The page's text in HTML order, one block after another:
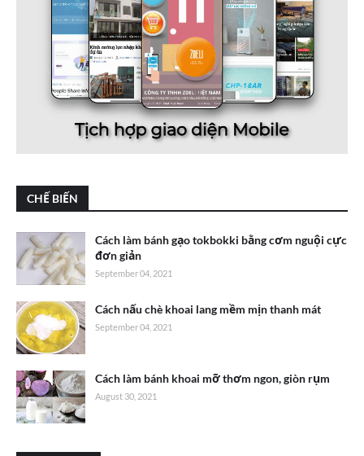
CHẾ BIẾN
Cách làm bánh gạo tokbokki bằng cơm nguội cực
đơn giản
September 04, 2021
Cách nấu chè khoai lang mềm mịn thanh mát
September 04, 2021
Cách làm bánh khoai mỡ thơm ngon, giòn rụm
August 30, 2021